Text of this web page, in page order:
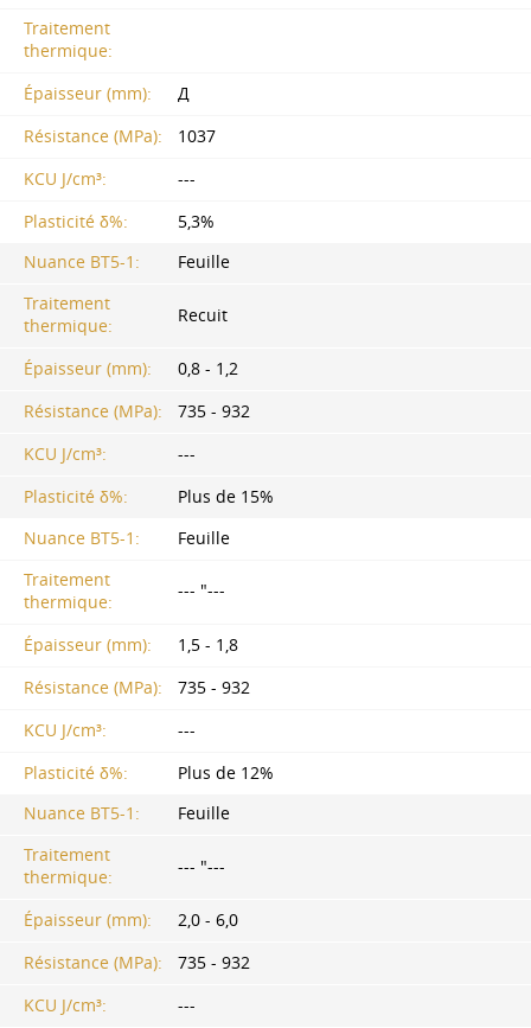
Traitement
thermique:
Épaisseur (mm):
Д
Résistance (MPa):
1037
KCU J/cm³:
---
Plasticité δ%:
5,3%
Nuance BT5-1:
Feuille
Traitement
thermique:
Recuit
Épaisseur (mm):
0,8 - 1,2
Résistance (MPa):
735 - 932
KCU J/cm³:
---
Plasticité δ%:
Plus de 15%
Nuance BT5-1:
Feuille
Traitement
thermique:
--- "---
Épaisseur (mm):
1,5 - 1,8
Résistance (MPa):
735 - 932
KCU J/cm³:
---
Plasticité δ%:
Plus de 12%
Nuance BT5-1:
Feuille
Traitement
thermique:
--- "---
Épaisseur (mm):
2,0 - 6,0
Résistance (MPa):
735 - 932
KCU J/cm³:
---